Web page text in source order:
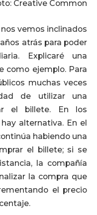
Creative Common
vemos inclinados
atrás para poder
Explicaré una
como ejemplo. Para
muchas veces
de utilizar una
el billete. En los
alternativa. En el
habiendo una
el billete; si se
la compañía
la compra que
el precio